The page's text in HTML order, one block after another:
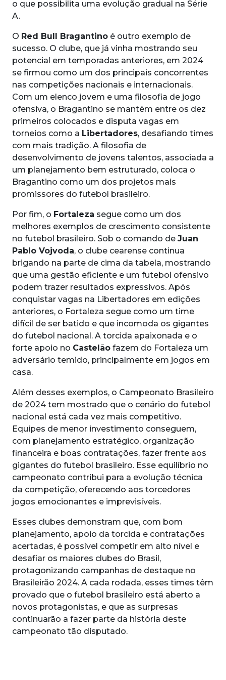
o que possibilita uma evolução gradual na Série
A.
O Red Bull Bragantino é outro exemplo de
sucesso. O clube, que já vinha mostrando seu
potencial em temporadas anteriores, em 2024
se firmou como um dos principais concorrentes
nas competições nacionais e internacionais.
Com um elenco jovem e uma filosofia de jogo
ofensiva, o Bragantino se mantém entre os dez
primeiros colocados e disputa vagas em
torneios como a Libertadores, desafiando times
com mais tradição. A filosofia de
desenvolvimento de jovens talentos, associada a
um planejamento bem estruturado, coloca o
Bragantino como um dos projetos mais
promissores do futebol brasileiro.
Por fim, o Fortaleza segue como um dos
melhores exemplos de crescimento consistente
no futebol brasileiro. Sob o comando de Juan
Pablo Vojvoda, o clube cearense continua
brigando na parte de cima da tabela, mostrando
que uma gestão eficiente e um futebol ofensivo
podem trazer resultados expressivos. Após
conquistar vagas na Libertadores em edições
anteriores, o Fortaleza segue como um time
difícil de ser batido e que incomoda os gigantes
do futebol nacional. A torcida apaixonada e o
forte apoio no Castelão fazem do Fortaleza um
adversário temido, principalmente em jogos em
casa.
Além desses exemplos, o Campeonato Brasileiro
de 2024 tem mostrado que o cenário do futebol
nacional está cada vez mais competitivo.
Equipes de menor investimento conseguem,
com planejamento estratégico, organização
financeira e boas contratações, fazer frente aos
gigantes do futebol brasileiro. Esse equilíbrio no
campeonato contribui para a evolução técnica
da competição, oferecendo aos torcedores
jogos emocionantes e imprevisíveis.
Esses clubes demonstram que, com bom
planejamento, apoio da torcida e contratações
acertadas, é possível competir em alto nível e
desafiar os maiores clubes do Brasil,
protagonizando campanhas de destaque no
Brasileirão 2024. A cada rodada, esses times têm
provado que o futebol brasileiro está aberto a
novos protagonistas, e que as surpresas
continuarão a fazer parte da história deste
campeonato tão disputado.